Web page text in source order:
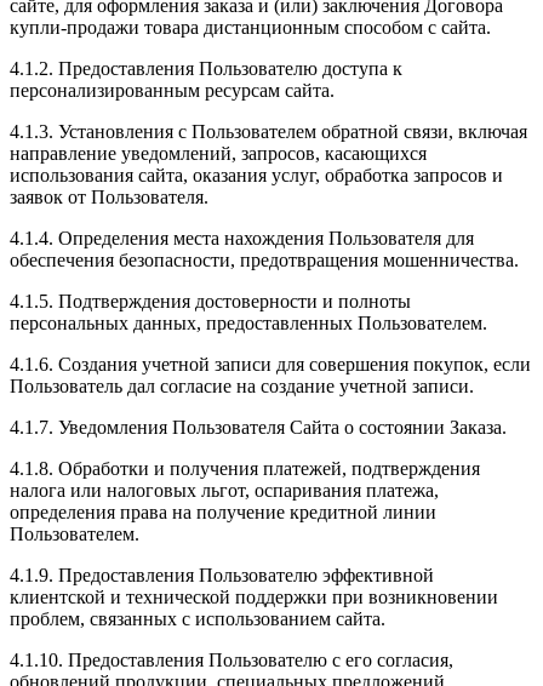
сайте, для оформления заказа и (или) заключения Договора
купли-продажи товара дистанционным способом с сайта.
4.1.2. Предоставления Пользователю доступа к
персонализированным ресурсам сайта.
4.1.3. Установления с Пользователем обратной связи, включая
направление уведомлений, запросов, касающихся
использования сайта, оказания услуг, обработка запросов и
заявок от Пользователя.
4.1.4. Определения места нахождения Пользователя для
обеспечения безопасности, предотвращения мошенничества.
4.1.5. Подтверждения достоверности и полноты
персональных данных, предоставленных Пользователем.
4.1.6. Создания учетной записи для совершения покупок, если
Пользователь дал согласие на создание учетной записи.
4.1.7. Уведомления Пользователя Сайта о состоянии Заказа.
4.1.8. Обработки и получения платежей, подтверждения
налога или налоговых льгот, оспаривания платежа,
определения права на получение кредитной линии
Пользователем.
4.1.9. Предоставления Пользователю эффективной
клиентской и технической поддержки при возникновении
проблем, связанных с использованием сайта.
4.1.10. Предоставления Пользователю с его согласия,
обновлений продукции, специальных предложений,